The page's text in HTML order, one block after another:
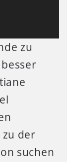
zu
zu der
suchen